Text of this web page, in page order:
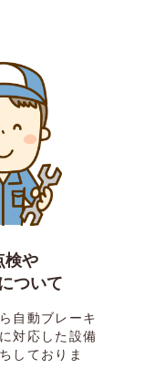
検や
ついて
自動ブレーキ
対応した設備
しておりま